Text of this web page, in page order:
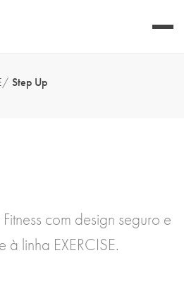
Step Up
com design seguro e
à linha EXERCISE.